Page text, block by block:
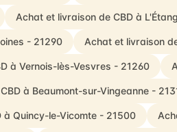
Achat et livraison de CBD à
- 21290 Achat et livraison
à Vernois-lès-Vesvres - 21260
à Beaumont-sur-Vingeanne -
à Quincy-le-Vicomte - 21500